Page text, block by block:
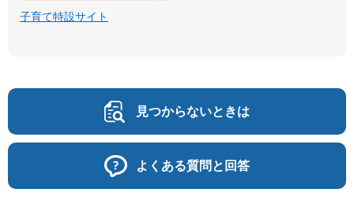
子育て特設サイト
見つからないときは
よくある質問と回答